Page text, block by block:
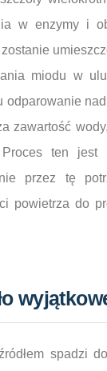
w enzymy i
miodu w
zawartość
ten
przez tę
powietrza do
spadzi